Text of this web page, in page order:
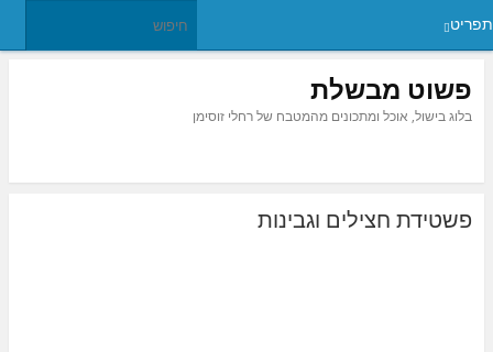
תפריט
פשוט מבשלת
בלוג בישול, אוכל ומתכונים מהמטבח של רחלי זוסימן
פשטידת חצילים וגבינות